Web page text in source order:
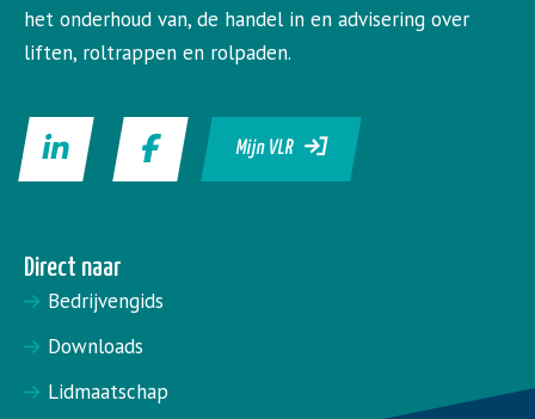
het onderhoud van, de handel in en advisering over
liften, roltrappen en rolpaden.
Mijn VLR
Direct naar
Bedrijvengids
Downloads
Lidmaatschap